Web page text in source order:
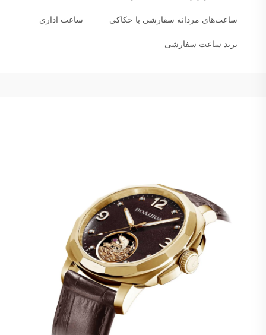
ساعت‌های مردانه سفارشی با حکاکی ساعت اداری
برند ساعت سفارشی